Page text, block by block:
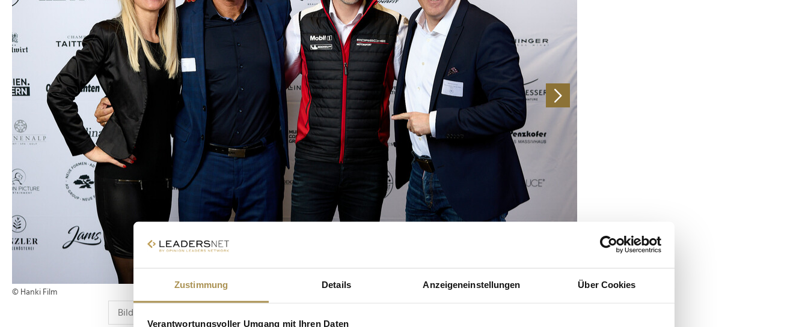
Zustimmung Details Anzeigeneinstellungen Über Cookies
Verantwortungsvoller Umgang mit Ihren Daten
© Hanki Film